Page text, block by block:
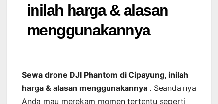
inilah harga & alasan
menggunakannya
Sewa drone DJI Phantom di Cipayung, inilah
harga & alasan menggunakannya . Seandainya
Anda mau merekam momen tertentu seperti